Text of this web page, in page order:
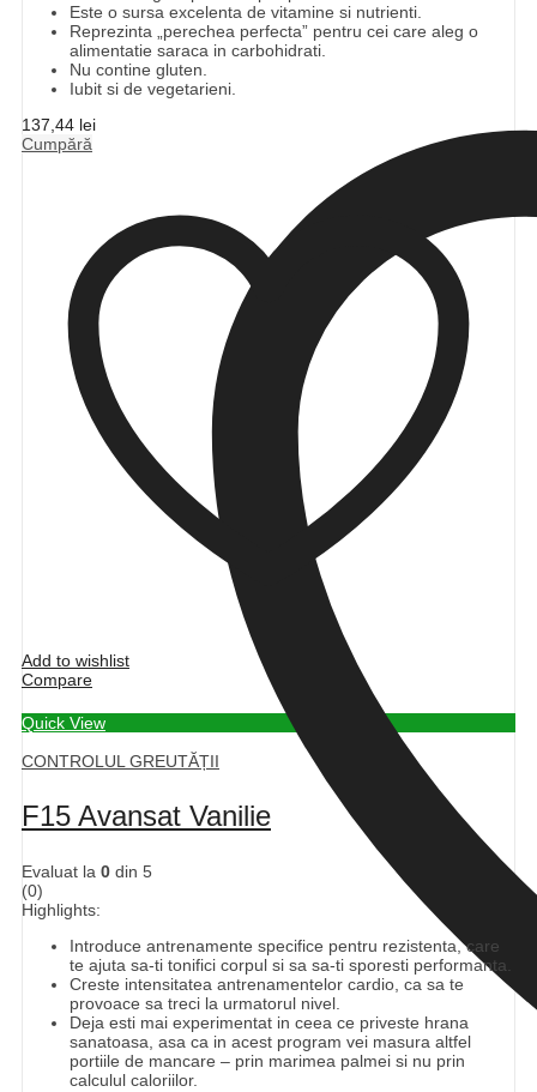
Este o sursa excelenta de vitamine si nutrienti.
Reprezinta „perechea perfecta” pentru cei care aleg o
alimentatie saraca in carbohidrati.
Nu contine gluten.
Iubit si de vegetarieni.
137,44 lei
Cumpără
Add to wishlist
Compare
Quick View
CONTROLUL GREUTĂȚII
F15 Avansat Vanilie
Evaluat la 0 din 5
(0)
Highlights:
Introduce antrenamente specifice pentru rezistenta, care
te ajuta sa-ti tonifici corpul si sa sa-ti sporesti performanta.
Creste intensitatea antrenamentelor cardio, ca sa te
provoace sa treci la urmatorul nivel.
Deja esti mai experimentat in ceea ce priveste hrana
sanatoasa, asa ca in acest program vei masura altfel
portiile de mancare – prin marimea palmei si nu prin
calculul caloriilor.